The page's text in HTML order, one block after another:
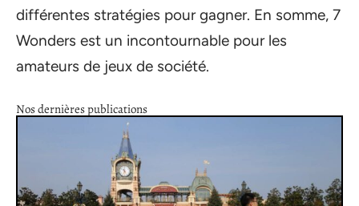
différentes stratégies pour gagner. En somme, 7
Wonders est un incontournable pour les
amateurs de jeux de société.
Nos dernières publications